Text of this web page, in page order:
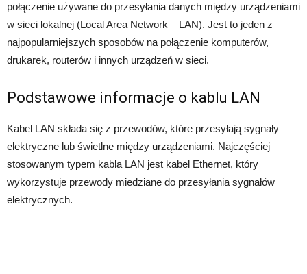
połączenie używane do przesyłania danych między urządzeniami
w sieci lokalnej (Local Area Network – LAN). Jest to jeden z
najpopularniejszych sposobów na połączenie komputerów,
drukarek, routerów i innych urządzeń w sieci.
Podstawowe informacje o kablu LAN
Kabel LAN składa się z przewodów, które przesyłają sygnały
elektryczne lub świetlne między urządzeniami. Najczęściej
stosowanym typem kabla LAN jest kabel Ethernet, który
wykorzystuje przewody miedziane do przesyłania sygnałów
elektrycznych.